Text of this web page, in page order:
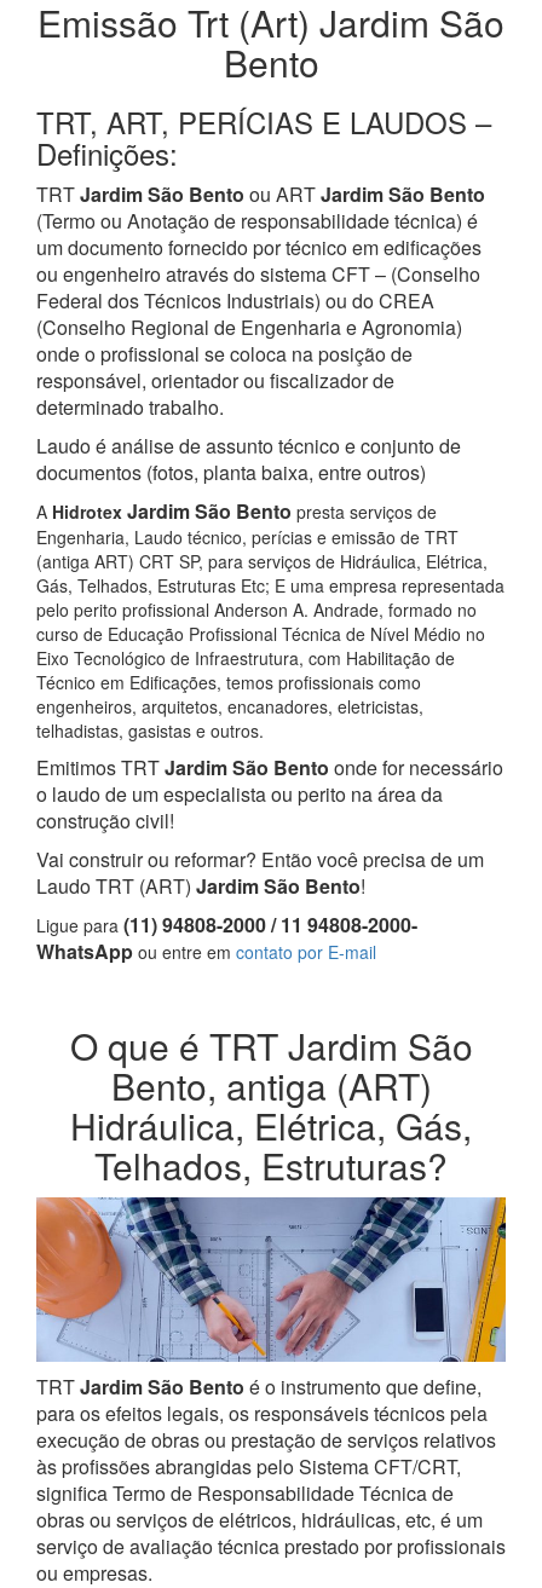
Emissão Trt (Art) Jardim São
Bento
TRT, ART, PERÍCIAS E LAUDOS –
Definições:
TRTJardim São Bento ou ARTJardim São Bento
(Termo ou Anotação de responsabilidade técnica) é
um documento fornecido por técnico em edificações
ou engenheiro através do sistema CFT – (Conselho
Federal dos Técnicos Industriais) ou do CREA
(Conselho Regional de Engenharia e Agronomia)
onde o profissional se coloca na posição de
responsável, orientador ou fiscalizador de
determinado trabalho.
Laudo é análise de assunto técnico e conjunto de
documentos (fotos, planta baixa, entre outros)
A Hidrotex Jardim São Bento presta serviços de
Engenharia, Laudo técnico, perícias e emissão de TRT
(antiga ART) CRT SP, para serviços de Hidráulica, Elétrica,
Gás, Telhados, Estruturas Etc; E uma empresa representada
pelo perito profissional Anderson A. Andrade, formado no
curso de Educação Profissional Técnica de Nível Médio no
Eixo Tecnológico de Infraestrutura, com Habilitação de
Técnico em Edificações, temos profissionais como
engenheiros, arquitetos, encanadores, eletricistas,
telhadistas, gasistas e outros.
Emitimos TRTJardim São Bento onde for necessário
o laudo de um especialista ou perito na área da
construção civil!
Vai construir ou reformar? Então você precisa de um
Laudo TRT (ART) Jardim São Bento!
Ligue para (11) 94808-2000 / 11 94808-2000-
WhatsApp ou entre em contato por E-mail
O que é TRT Jardim São
Bento, antiga (ART)
Hidráulica, Elétrica, Gás,
Telhados, Estruturas?
TRTJardim São Bento é o instrumento que define,
para os efeitos legais, os responsáveis técnicos pela
execução de obras ou prestação de serviços relativos
às profissões abrangidas pelo Sistema CFT/CRT,
significa Termo de Responsabilidade Técnica de
obras ou serviços de elétricos, hidráulicas, etc, é um
serviço de avaliação técnica prestado por profissionais
ou empresas.